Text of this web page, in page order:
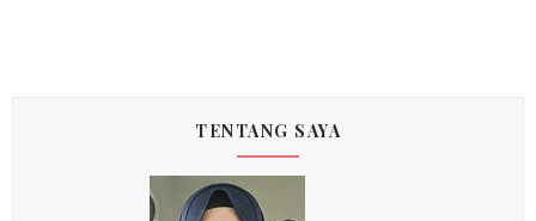
TENTANG SAYA